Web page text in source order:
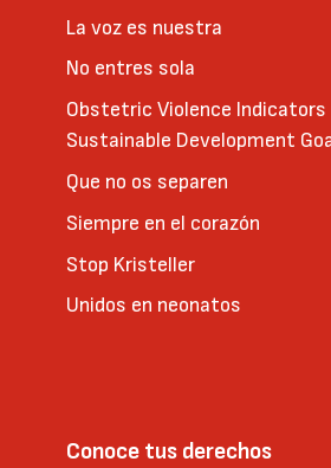
La voz es nuestra
No entres sola
Obstetric Violence Indicators
Sustainable Development
Que no os separen
Siempre en el corazón
Stop Kristeller
Unidos en neonatos
Conoce tus derechos